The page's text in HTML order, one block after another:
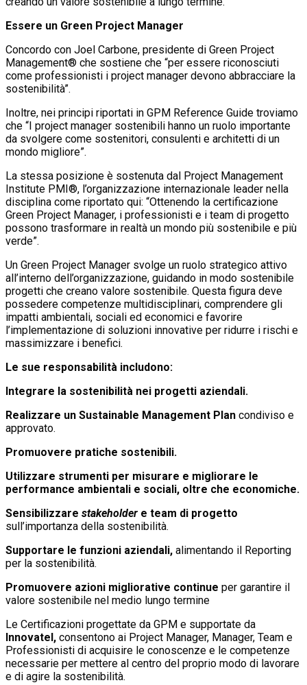
Essere un Green Project Manager
Concordo con Joel Carbone, presidente di Green Project
Management® che sostiene che “per essere riconosciuti
come professionisti i project manager devono abbracciare la
sostenibilità”.
Inoltre, nei principi riportati in GPM Reference Guide troviamo
che “I project manager sostenibili hanno un ruolo importante
da svolgere come sostenitori, consulenti e architetti di un
mondo migliore”.
La stessa posizione è sostenuta dal Project Management
Institute PMI®, l’organizzazione internazionale leader nella
disciplina come riportato qui: “Ottenendo la certificazione
Green Project Manager, i professionisti e i team di progetto
possono trasformare in realtà un mondo più sostenibile e più
verde”.
Un Green Project Manager svolge un ruolo strategico attivo
all’interno dell’organizzazione, guidando in modo sostenibile
progetti che creano valore sostenibile. Questa figura deve
possedere competenze multidisciplinari, comprendere gli
impatti ambientali, sociali ed economici e favorire
l’implementazione di soluzioni innovative per ridurre i rischi e
massimizzare i benefici.
Le sue responsabilità includono:
Integrare la sostenibilità nei progetti aziendali.
Realizzare un Sustainable Management Plan condiviso e
approvato.
Promuovere pratiche sostenibili.
Utilizzare strumenti per misurare e migliorare le
performance ambientali e sociali, oltre che economiche.
Sensibilizzare stakeholder e team di progetto
sull’importanza della sostenibilità.
Supportare le funzioni aziendali, alimentando il Reporting
per la sostenibilità.
Promuovere azioni migliorative continue per garantire il
valore sostenibile nel medio lungo termine
Le Certificazioni progettate da GPM e supportate da
Innovatel, consentono ai Project Manager, Manager, Team e
Professionisti di acquisire le conoscenze e le competenze
necessarie per mettere al centro del proprio modo di lavorare
e di agire la sostenibilità.